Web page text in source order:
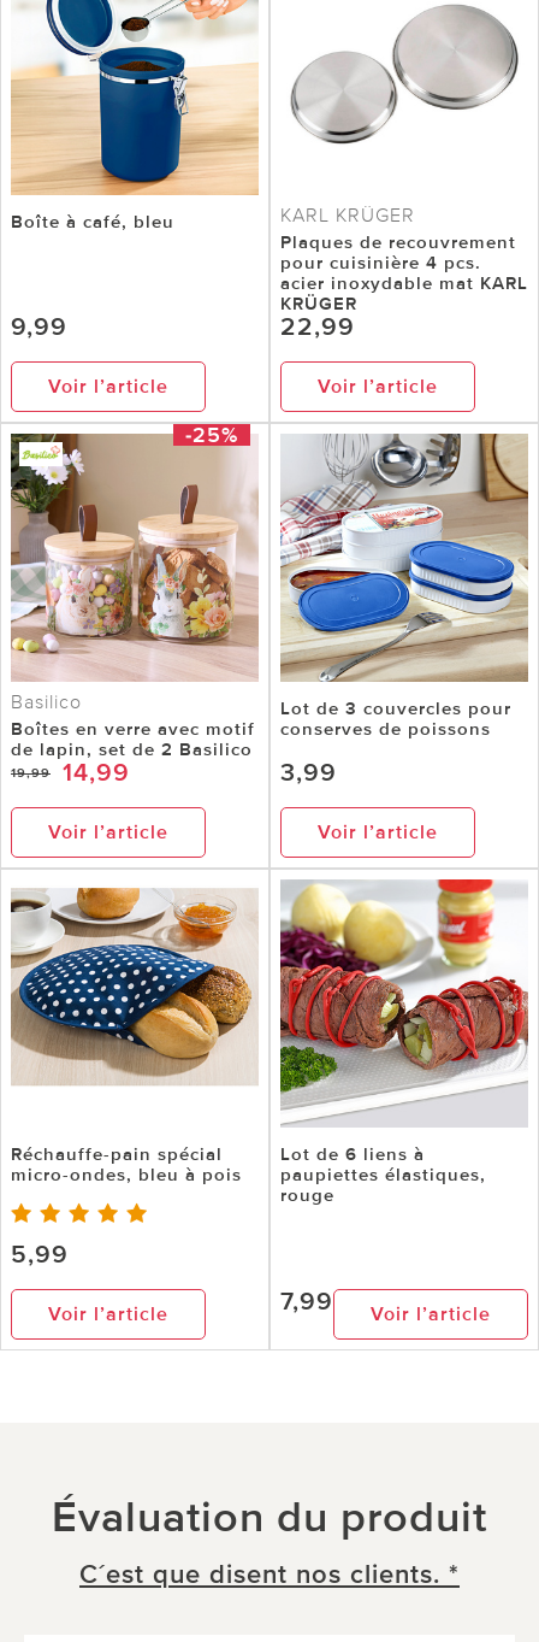
Boîte à café, bleu
9,99
Voir l’article
KARL KRÜGER
Plaques de recouvrement
pour cuisinière 4 pcs.
acier inoxydable mat KARL
KRÜGER
22,99
Voir l’article
-25%
Basilico
Boîtes en verre avec motif
de lapin, set de 2 Basilico
19,99 14,99
Voir l’article
Lot de 3 couvercles pour
conserves de poissons
3,99
Voir l’article
Réchauffe-pain spécial
micro-ondes, bleu à pois
5,99
Voir l’article
Lot de 6 liens à
paupiettes élastiques,
rouge
7,99 Voir l’article
Évaluation du produit
C´est que disent nos clients. *